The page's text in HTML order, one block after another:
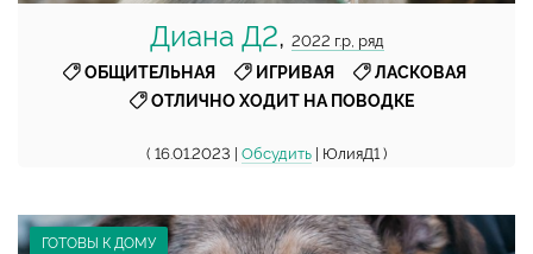
Диана Д2, 2022 г.р, ряд
ОБЩИТЕЛЬНАЯ, ИГРИВАЯ, ЛАСКОВАЯ,
ОТЛИЧНО ХОДИТ НА ПОВОДКЕ
( 16.01.2023 | Обсудить | ЮлияД1 )
ГОТОВЫ К ДОМУ